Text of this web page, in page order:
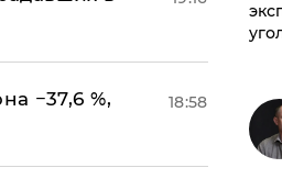
−37,6 %,
18:58